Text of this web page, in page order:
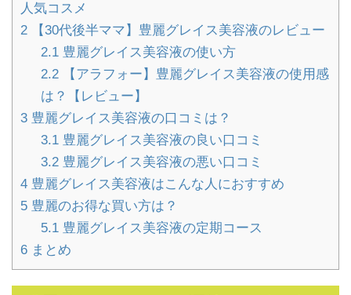
人気コスメ
2 【30代後半ママ】豊麗グレイス美容液のレビュー
2.1豊麗グレイス美容液の使い方
2.2【アラフォー】豊麗グレイス美容液の使用感
は？【レビュー】
3 豊麗グレイス美容液の口コミは？
3.1豊麗グレイス美容液の良い口コミ
3.2豊麗グレイス美容液の悪い口コミ
4 豊麗グレイス美容液はこんな人におすすめ
5 豊麗のお得な買い方は？
5.1豊麗グレイス美容液の定期コース
6 まとめ